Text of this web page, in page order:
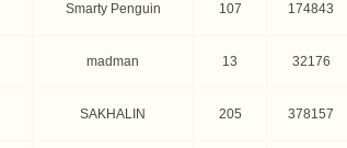
Smarty Penguin 107 174843
madman 13 32176
SAKHALIN 205 378157